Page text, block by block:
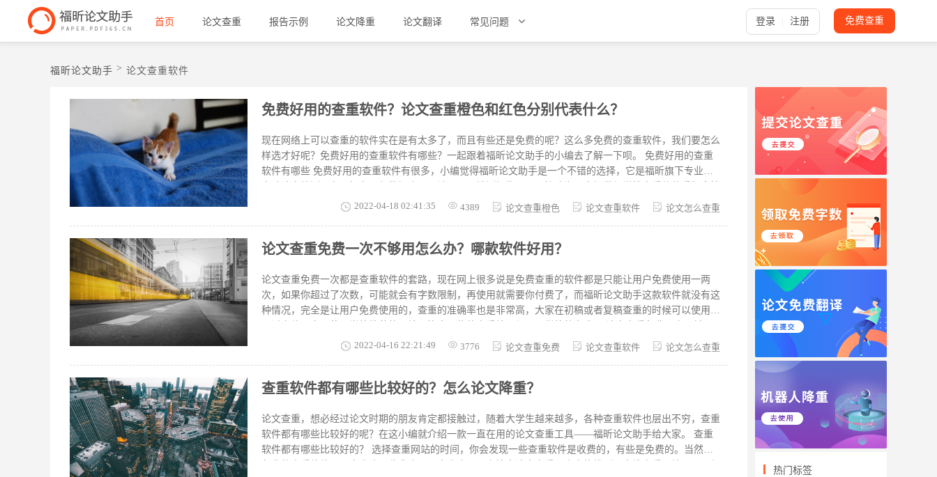
首页 论文查重 报告示例 论文降重 论文翻译 常见问题 免费查重
登录 注册
福昕论文助手 > 论文查重软件
免费好用的查重软件？论文查重橙色和红色分别代表什么？
现在网络上可以查重的软件实在是有太多了，而且有些还是免费的呢？这么多免费的查重软件，我们要怎么
样选才好呢？免费好用的查重软件有哪些？一起跟着福昕论文助手的小编去了解一下呗。 免费好用的查重
软件有哪些 免费好用的查重软件有很多，小编觉得福昕论文助手是一个不错的选择，它是福昕旗下专业的
近的查重报告，而且支持多语种多学科，拥有更高的准确率，更快的检测速度，完全不用担心论文内容泄
按照一定的算法将论文与数据库中的文献资源进行对比。并把存在重复的部分标注出来，标注橙色表示检测
据查重报告当中的颜色来进行改重，通常情况下标注橙色的一定要去改重。 2、论文查重红色代表什么？ 红
色表示
2022-04-18 02:41:35 4389 论文查重橙色 论文查重软件 论文怎么查重
论文查重免费一次不够用怎么办？哪款软件好用？
论文查重免费一次都是查重软件的套路，现在网上很多说是免费查重的软件都是只能让用户免费使用一两
次，如果你超过了次数，可能就会有字数限制，再使用就需要你付费了，而福昕论文助手这款软件就没有这
种情况，完全是让用户免费使用的，查重的准确率也是非常高，大家在初稿或者复稿查重的时候可以使用，
怎么办？ 论文写出来后如果没有信心过查重关的话就先不要用学校提供的查重机会，用完就没了，一定要
比如，我每次论文定稿前的检测都使用的福昕论文助手检测，这个软件是免费的。 福昕论文助手好不好
和出版物等数据资源。扫码即登录，操作方便，比较注重学生的论文安全性，定期删除学生个人查重报告，
所以需要学生及时下载报告。
2022-04-16 22:21:49 3776 论文查重免费 论文查重软件 论文怎么查重
查重软件都有哪些比较好的？怎么论文降重？
论文查重，想必经过论文时期的朋友肯定都接触过，随着大学生越来越多，各种查重软件也层出不穷，查重
软件都有哪些比较好的呢？在这小编就介绍一款一直在用的论文查重工具——福昕论文助手给大家。 查重
软件都有哪些比较好的？ 选择查重网站的时间，你会发现一些查重软件是收费的，有些是免费的。当然，
热门标签